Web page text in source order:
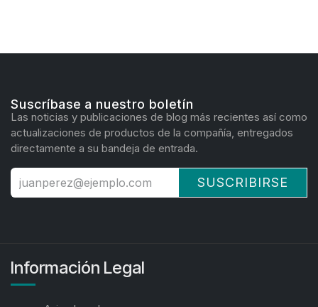
Suscríbase a nuestro boletín
Las noticias y publicaciones de blog más recientes así como
actualizaciones de productos de la compañía, entregados
directamente a su bandeja de entrada.
SUSCRIBIRSE
Información Legal